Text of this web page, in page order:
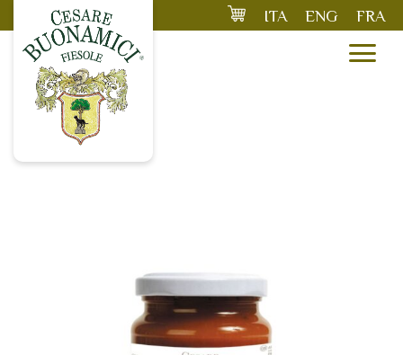
to
content
ITA ENG FRA